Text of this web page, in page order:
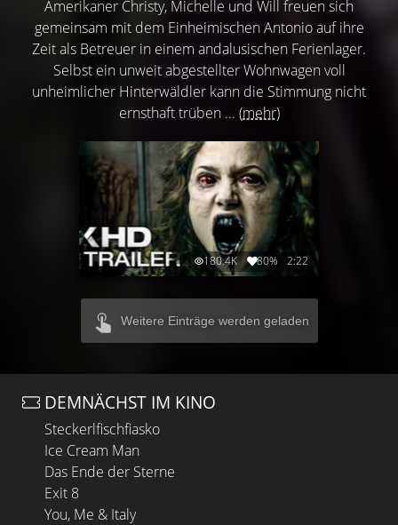
Amerikaner Christy, Michelle und Will freuen sich
gemeinsam mit dem Einheimischen Antonio auf ihre
Zeit als Betreuer in einem andalusischen Ferienlager.
Selbst ein unweit abgestellter Wohnwagen voll
unheimlicher Hinterwäldler kann die Stimmung nicht
ernsthaft trüben ... (mehr)
180.4K 80% 2:22
Weitere Einträge werden geladen
DEMNÄCHST IM KINO
Steckerlfischfiasko
Ice Cream Man
Das Ende der Sterne
Exit 8
You, Me & Italy